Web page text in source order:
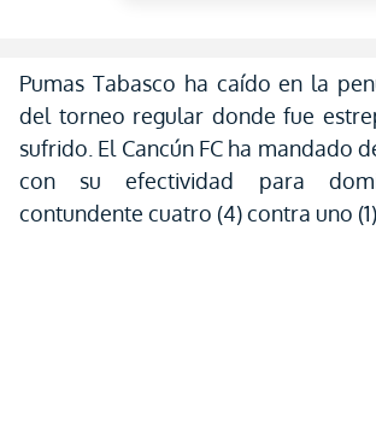
Pumas Tabasco ha caído en la
del torneo regular donde fue
sufrido. El Cancún FC ha mandado
con su efectividad para
contundente cuatro (4) contra uno (1).